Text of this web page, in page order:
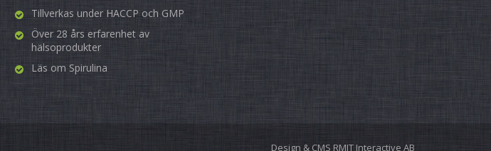
Tillverkas under HACCP och GMP
Över 28 års erfarenhet av
hälsoprodukter
Läs om Spirulina
Design & CMS RMIT Interactive AB